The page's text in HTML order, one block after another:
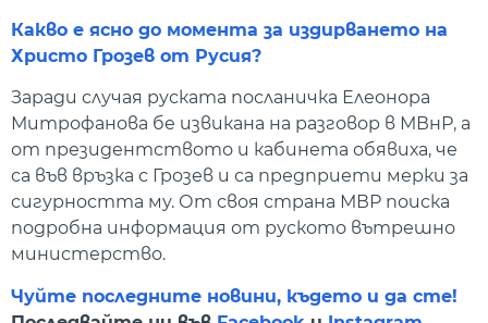
Какво е ясно до момента за издирването на
Христо Грозев от Русия?
Заради случая руската посланичка Елеонора
Митрофанова бе извикана на разговор в МВнР, а
от президентството и кабинета обявиха, че
са във връзка с Грозев и са предприети мерки за
сигурността му. От своя страна МВР поиска
подробна информация от руското вътрешно
министерство.
Чуйте последните новини, където и да сте!